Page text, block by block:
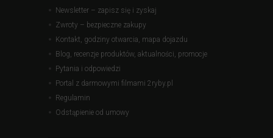
Newsletter – zapisz się i zyskaj
Zwroty – bezpieczne zakupy
Kontakt, godziny otwarcia, mapa dojazdu
Blog, recenzje produktów, aktualności, promocje
Pytania i odpowiedzi
Portal z darmowymi filmami 2ryby.pl
Regulamin
Odstąpienie od umowy